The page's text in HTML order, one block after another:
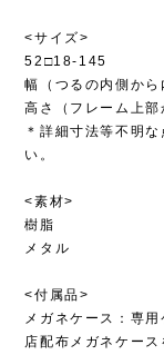
<サイズ>
52□18-145
幅（つるの内側か
高さ（フレーム上
＊詳細寸法等不明
い。
<素材>
樹脂
メタル
<付属品>
メガネケース：専
店配布メガネケース